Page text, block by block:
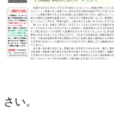
さい。